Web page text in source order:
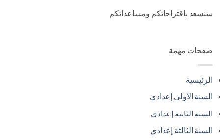
سنسعد باقتراحاتكم ومساعداتكم
صفحات مهمة
الرئيسية
السنة الأولى إعدادي
السنة الثانية إعدادي
السنة الثالثة إعدادي